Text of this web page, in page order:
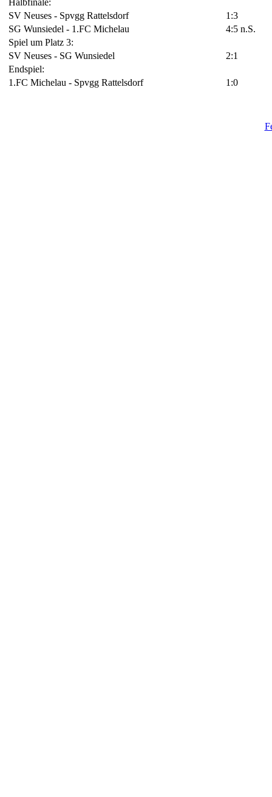
Halbfinale:
SV Neuses - Spvgg Rattelsdorf
1:3
SG Wunsiedel - 1.FC Michelau
4:5 n.S.
Spiel um Platz 3:
SV Neuses - SG Wunsiedel
2:1
Endspiel:
1.FC Michelau - Spvgg Rattelsdorf
1:0